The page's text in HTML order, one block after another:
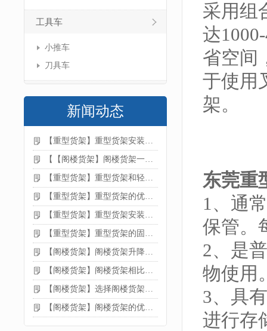
工具车
小推车
刀具车
新闻动态
【重型货架】重型货架安装注意事项
【【阁楼货架】阁楼货架一般有哪些用途
【重型货架】重型货架和轻型货架的区别是什么
【重型货架】重型货架的优缺点
【重型货架】重型货架安装需要注意什么？
【重型货架】重型货架的固定方法
【阁楼货架】阁楼货架升降机需要注意哪些
【阁楼货架】阁楼货架相比传统货架的优势是什么
【阁楼货架】选择阁楼货架的好处？
【阁楼货架】阁楼货架的优点是什么
采用组
达
省空间
于使用
架。
东莞重
1、通
保管。
2、是
物使用
3、具
进行存